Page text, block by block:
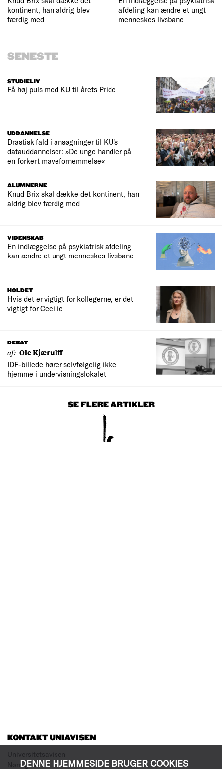
DENNE HJEMMESIDE BRUGER COOKIES
kontinent, han aldrig blev
færdig med
afdeling kan ændre et ungt
menneskes livsbane
SENESTE
STUDIELIV
Få høj puls med KU til årets Pride
UDDANNELSE
Drastisk fald i ansøgninger til KU's
datauddannelser: »De unge handler på
en forkert mavefornemmelse«
ALUMNERNE
Knud Brix skal dække det kontinent, han
aldrig blev færdig med
VIDENSKAB
En indlæggelse på psykiatrisk afdeling
kan ændre et ungt menneskes livsbane
HOLDET
Hvis det er vigtigt for kollegerne, er det
vigtigt for Cecilie
DEBAT
af: Ole Kjærulff
IDF-billede hører selvfølgelig ikke
hjemme i undervisningslokalet
SE FLERE ARTIKLER
KONTAKT UNIAVISEN
Universitetsavisen
Nørregade 10